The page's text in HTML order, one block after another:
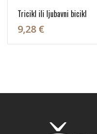
Tricikl ili ljubavni bicikl
9,28 €